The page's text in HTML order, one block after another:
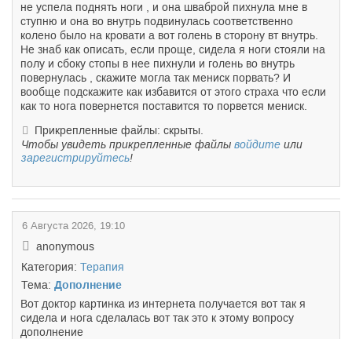
не успела поднять ноги , и она шваброй пихнула мне в
ступню и она во внутрь подвинулась соответственно
колено было на кровати а вот голень в сторону вт внутрь.
Не знаб как описать, если проще, сидела я ноги стояли на
полу и сбоку стопы в нее пихнули и голень во внутрь
повернулась , скажите могла так мениск порвать? И
вообще подскажите как избавится от этого страха что если
как то нога повернется поставится то порвется мениск.
Прикрепленные файлы: скрыты.
Чтобы увидеть прикрепленные файлы войдите или
зарегистрируйтесь!
6 Августа 2026, 19:10
anonymous
Категория: Терапия
Тема: Дополнение
Вот доктор картинка из интернета получается вот так я
сидела и нога сделалась вот так это к этому вопросу
дополнение